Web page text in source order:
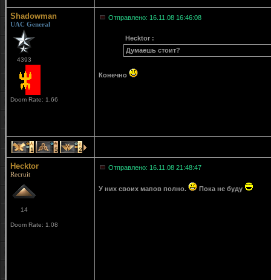
Shadowman
UAC General
4393
Doom Rate: 1.66
Отправлено: 16.11.08 16:46:08
Hecktor :
Думаешь стоит?
Конечно
1 5 2
Hecktor
Recruit
14
Doom Rate: 1.08
Отправлено: 16.11.08 21:48:47
У них своих мапов полно. Пока не буду